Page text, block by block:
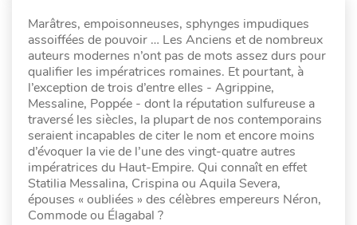
Marâtres, empoisonneuses, sphynges impudiques
assoiffées de pouvoir … Les Anciens et de nombreux
auteurs modernes n’ont pas de mots assez durs pour
qualifier les impératrices romaines. Et pourtant, à
l’exception de trois d’entre elles - Agrippine,
Messaline, Poppée - dont la réputation sulfureuse a
traversé les siècles, la plupart de nos contemporains
seraient incapables de citer le nom et encore moins
d’évoquer la vie de l’une des vingt-quatre autres
impératrices du Haut-Empire. Qui connaît en effet
Statilia Messalina, Crispina ou Aquila Severa,
épouses « oubliées » des célèbres empereurs Néron,
Commode ou Élagabal ?